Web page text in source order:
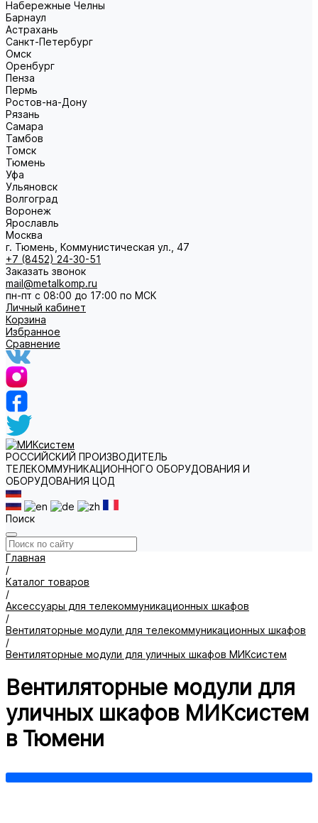
Набережные Челны
Барнаул
Астрахань
Санкт-Петербург
Омск
Оренбург
Пенза
Пермь
Ростов-на-Дону
Рязань
Самара
Тамбов
Томск
Тюмень
Уфа
Ульяновск
Волгоград
Воронеж
Ярославль
Москва
г. Тюмень, Коммунистическая ул., 47
+7 (8452) 24-30-51
Заказать звонок
mail@metalkomp.ru
пн-пт с 08:00 до 17:00 по МСК
Личный кабинет
Корзина
Избранное
Сравнение
РОССИЙСКИЙ ПРОИЗВОДИТЕЛЬ
ТЕЛЕКОММУНИКАЦИОННОГО ОБОРУДОВАНИЯ И
ОБОРУДОВАНИЯ ЦОД
Поиск
Главная
/
Каталог товаров
/
Аксессуары для телекоммуникационных шкафов
/
Вентиляторные модули для телекоммуникационных шкафов
/
Вентиляторные модули для уличных шкафов МИКсистем
Вентиляторные модули для
уличных шкафов МИКсистем
в Тюмени